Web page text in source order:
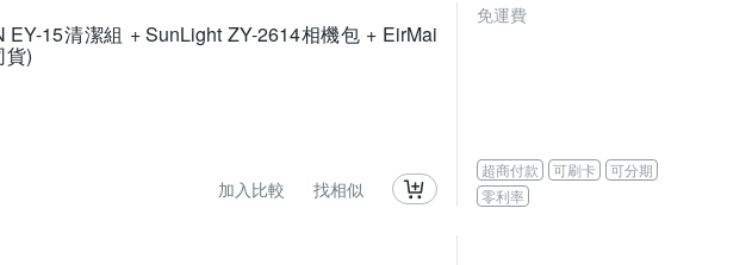
15清潔組 + SunLight ZY-2614相機包 + EirMai
貨)
加入比較 找相似
免運費
超商付款 可刷卡
可分期
零利率